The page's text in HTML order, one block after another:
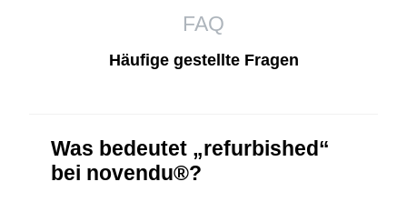
FAQ
Häufige gestellte Fragen
Was bedeutet „refurbished“
bei novendu®?